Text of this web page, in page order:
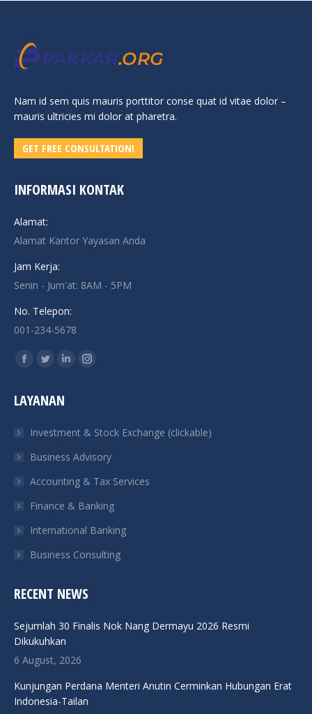
Nam id sem quis mauris porttitor conse quat id vitae dolor –
mauris ultricies mi dolor at pharetra.
GET FREE CONSULTATION!
INFORMASI KONTAK
Alamat:
Alamat Kantor Yayasan Anda
Jam Kerja:
Senin - Jum'at: 8AM - 5PM
No. Telepon:
001-234-5678
Find us on:
Facebook
opens
new
window
Twitter
opens
new
window
Linkedin
new
window
Instagram
new
window
LAYANAN
Investment & Stock Exchange (clickable)
Business Advisory
Accounting & Tax Services
Finance & Banking
International Banking
Business Consulting
RECENT NEWS
Sejumlah 30 Finalis Nok Nang Dermayu 2026 Resmi
Dikukuhkan
6 August, 2026
Kunjungan Perdana Menteri Anutin Cerminkan Hubungan Erat
Indonesia-Tailan